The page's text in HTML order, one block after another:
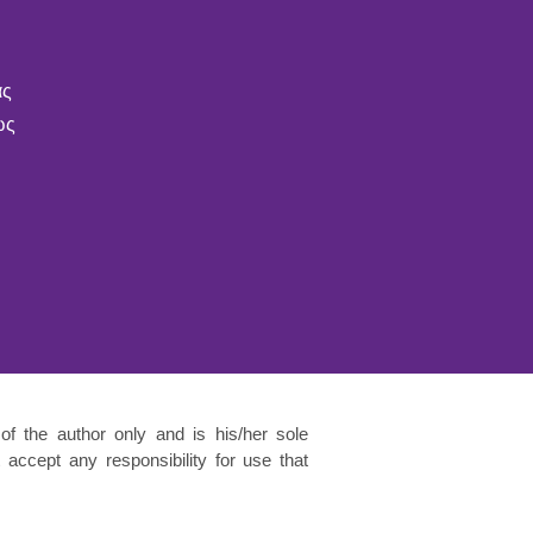
the author only and is his/her sole
accept any responsibility for use that